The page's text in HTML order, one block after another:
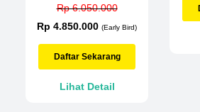
Rp 6.050.000
Rp 4.850.000 (Early Bird)
Daftar Sekarang
Lihat Detail